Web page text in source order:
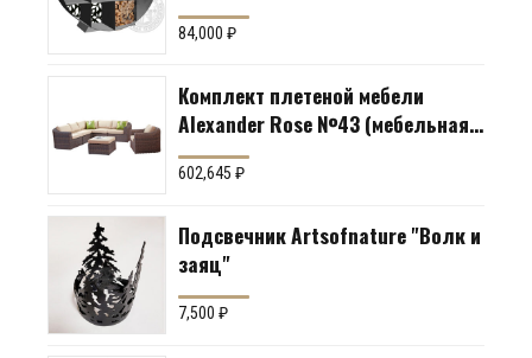
84,000₽
Комплект плетеной мебели
Alexander Rose №43 (мебельная
группа для гостиной или
террасы)
602,645₽
Подсвечник Artsofnature "Волк и
заяц"
7,500₽